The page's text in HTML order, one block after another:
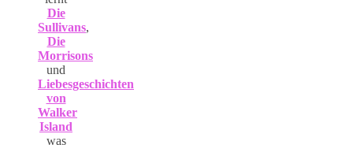
Die
Sullivans,
Die
Morrisons
und
Liebesgeschichten
von
Walker
Island
was